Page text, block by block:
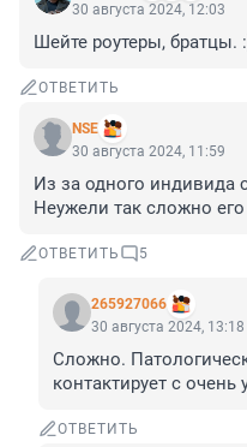
30 августа 2024, 12:03
Шейте роутеры, братцы.
ОТВЕТИТЬ
NSE
30 августа 2024, 11:59
Из за одного индивида
Неужели так сложно его
ОТВЕТИТЬ 5
265927066
30 августа 2024, 13:18
Сложно.
контактирует с
ОТВЕТИТЬ